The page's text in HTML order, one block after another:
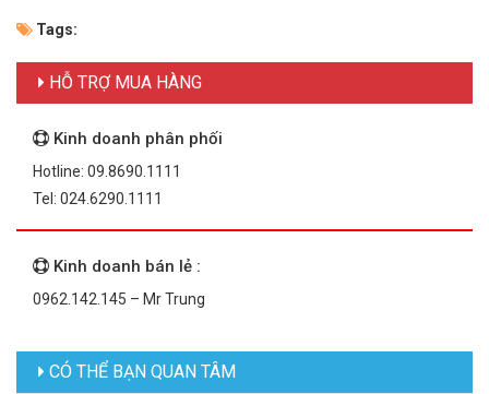
Tags:
HỖ TRỢ MUA HÀNG
Kinh doanh phân phối
Hotline: 09.8690.1111
Tel: 024.6290.1111
Kinh doanh bán lẻ :
0962.142.145 – Mr Trung
CÓ THỂ BẠN QUAN TÂM